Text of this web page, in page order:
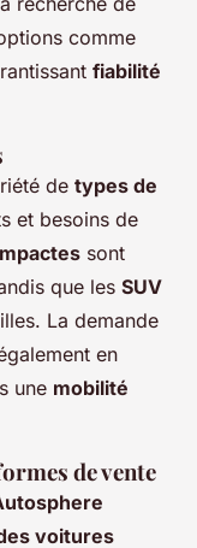
comme
fiabilité
de types de
et besoins de
sont
que les SUV
La demande
en
une mobilité
de vente
voitures